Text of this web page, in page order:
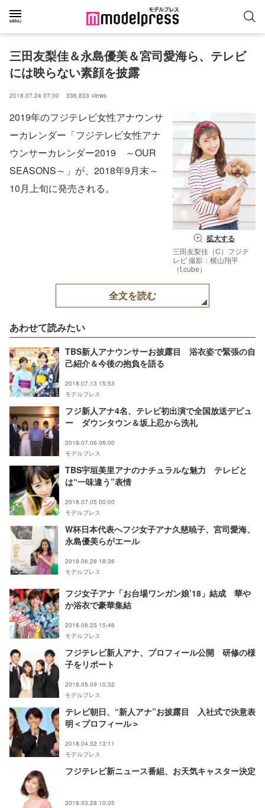
三田友梨佳＆永島優美＆宮司愛海ら、テレビ
には映らない素顔を披露
2018.07.24 07:00 336,833 views
拡大する
三田友梨佳（C）フジテ
レビ 撮影：横山翔平
（t.cube）
2019年のフジテレビ女性アナウンサ
ーカレンダー「フジテレビ女性アナ
ウンサーカレンダー2019 ～OUR
SEASONS～」が、2018年9月末～
10月上旬に発売される。
全文を読む
あわせて読みたい
TBS新人アナウンサーお披露目 浴衣姿で緊張の自
己紹介＆今後の抱負を語る
2018.07.13 15:53
モデルプレス
フジ新人アナ4名、テレビ初出演で全国放送デビュ
ー ダウンタウン＆坂上忍から洗礼
2018.07.06 06:00
モデルプレス
TBS宇垣美里アナのナチュラルな魅力 テレビと
は“一味違う”表情
2018.07.05 00:00
モデルプレス
W杯日本代表へフジ女子アナ久慈暁子、宮司愛海、
永島優美らがエール
2018.06.28 18:36
モデルプレス
フジ女子アナ「お台場ワンガン娘’18」結成 華や
か浴衣で豪華集結
2018.06.25 15:46
モデルプレス
フジテレビ新人アナ、プロフィール公開 研修の様
子をリポート
2018.05.09 10:32
モデルプレス
テレビ朝日、“新人アナ”お披露目 入社式で決意表
明＜プロフィール＞
2018.04.02 13:11
モデルプレス
フジテレビ新ニュース番組、お天気キャスター決定
2018.03.28 10:05